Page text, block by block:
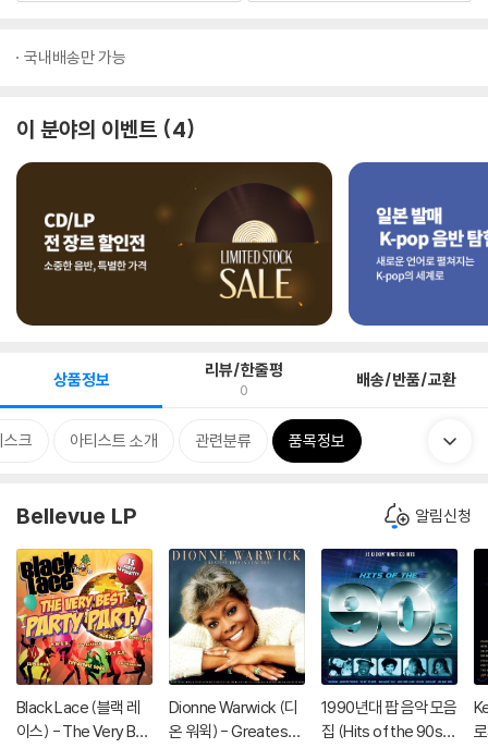
국내배송만 가능
이 분야의 이벤트 4
상품정보 리뷰/한줄평
0 배송/반품/교환
스크 아티스트 소개 관련분류 품목정보
Bellevue LP 알림신청
Black Lace (블랙 레
이스) - The Very Be
Dionne Warwick (디
온 워윅) - Greatest
1990년대 팝 음악 모음
집 (Hits of the 90s)